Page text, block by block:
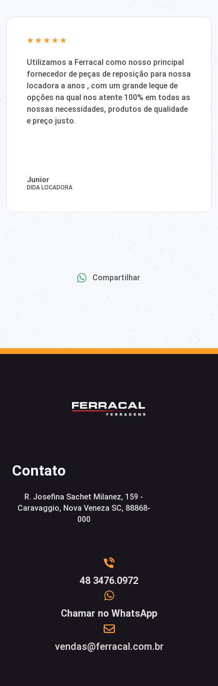
Utilizamos a Ferracal como nosso principal
fornecedor de peças de reposição para nossa
locadora a anos , com um grande leque de
opções na qual nos atente 100% em todas as
nossas necessidades, produtos de qualidade
e preço justo.
Junior
DIDA LOCADORA
Compartilhar
Contato
R. Josefina Sachet Milanez, 159 -
Caravaggio, Nova Veneza SC, 88868-
000
48 3476.0972
Chamar no WhatsApp
vendas@ferracal.com.br